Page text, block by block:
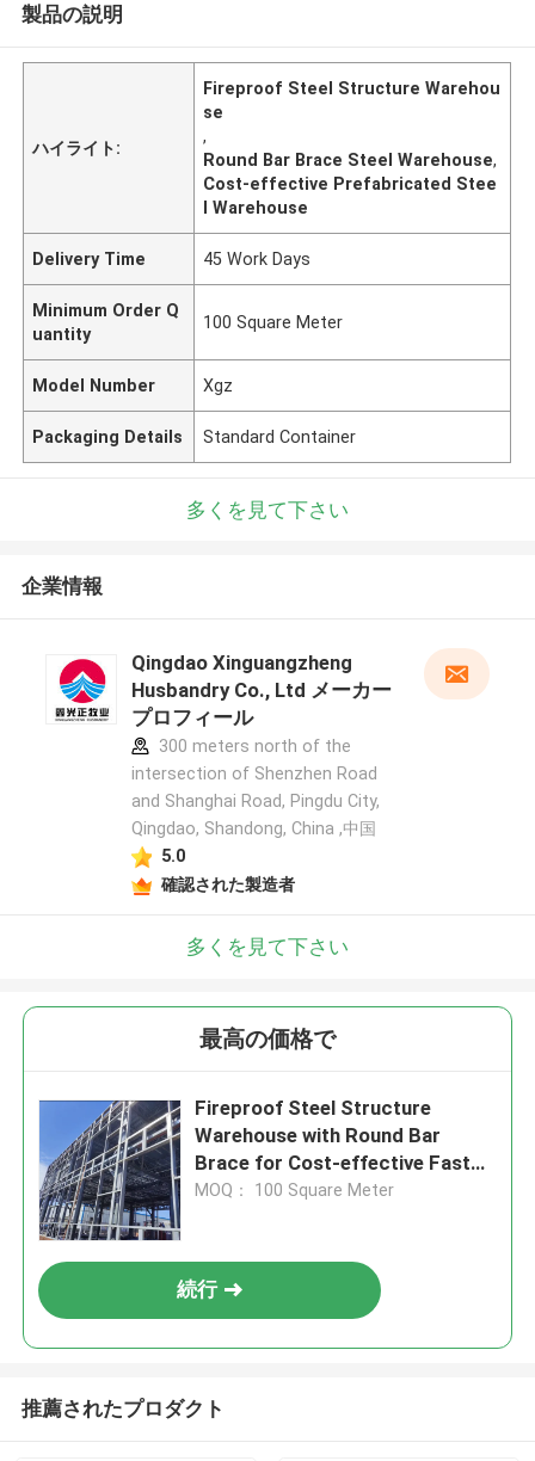
製品の説明
ハイライト:
Fireproof Steel Structure Warehou
se
,
Round Bar Brace Steel Warehouse,
Cost-effective Prefabricated Stee
l Warehouse
Delivery Time 45 Work Days
Minimum Order Q
uantity
100 Square Meter
Model Number Xgz
Packaging Details Standard Container
多くを見て下さい
企業情報
Qingdao Xinguangzheng
Husbandry Co., Ltd メーカー
プロフィール
300 meters north of the
intersection of Shenzhen Road
and Shanghai Road, Pingdu City,
Qingdao, Shandong, China ,中国
5.0
確認された製造者
多くを見て下さい
最高の価格で
Fireproof Steel Structure
Warehouse with Round Bar
Brace for Cost-effective Fast
Installation
MOQ： 100 Square Meter
続行
推薦されたプロダクト